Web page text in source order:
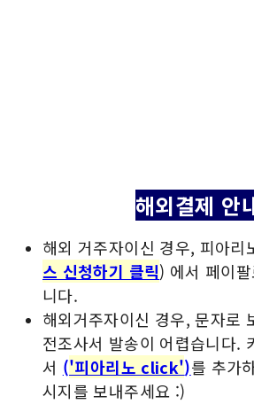
해외결제 안
해외 거주자이신 경우, 피아리
스 신청하기 클릭) 에서 페이
니다.
해외거주자이신 경우, 문자로
전조사서 발송이 어렵습니다.
서 ('피아리노 click')를 추가
시지를 보내주세요 :)